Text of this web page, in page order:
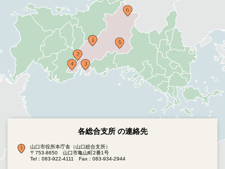
各総合支所 の連絡先
山口市役所本庁舎（山口総合支所）
〒753-8650 山口市亀山町2番1号
Tel：083-922-4111
Fax：083-934-2944